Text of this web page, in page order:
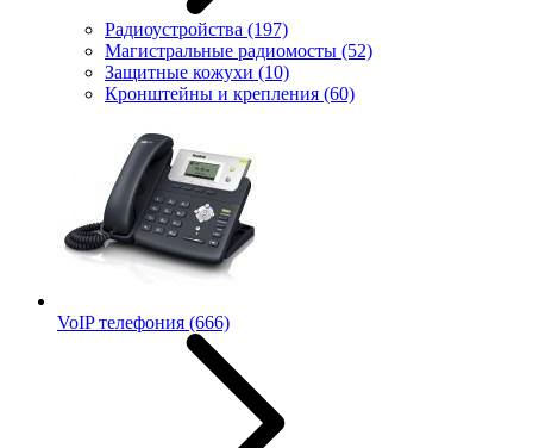
Радиоустройства (197)
Магистральные радиомосты (52)
Защитные кожухи (10)
Кронштейны и крепления (60)
VoIP телефония (666)